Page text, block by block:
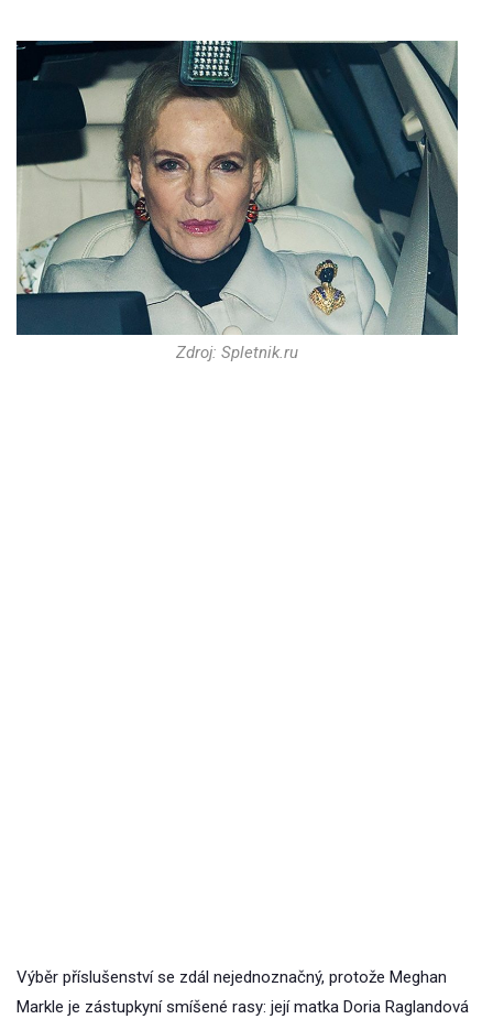
Zdroj: Spletnik.ru
Výběr příslušenství se zdál nejednoznačný, protože Meghan
Markle je zástupkyní smíšené rasy: její matka Doria Raglandová